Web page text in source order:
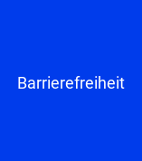
Barrierefreiheit